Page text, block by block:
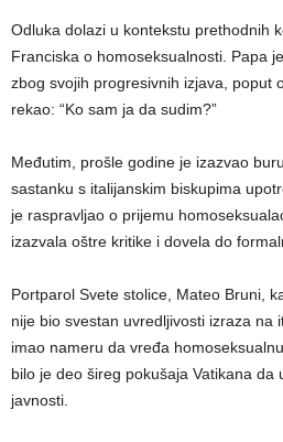
Odluka dolazi u kontekstu prethodnih
Franciska o homoseksualnosti. Papa
zbog svojih progresivnih izjava, poput
rekao: “Ko sam ja da sudim?”
Međutim, prošle godine je izazvao
sastanku s italijanskim biskupima
je raspravljao o prijemu
izazvala oštre kritike i dovela do
Portparol Svete stolice, Mateo Bruni,
nije bio svestan uvredljivosti izraza na
imao nameru da vređa
bilo je deo šireg pokušaja Vatikana da
javnosti.